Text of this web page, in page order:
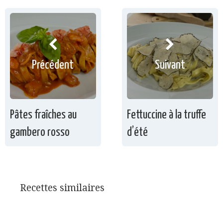
Précédent
Pâtes fraîches au
gambero rosso
Suivant
Fettuccine à la truffe
d’été
Recettes similaires